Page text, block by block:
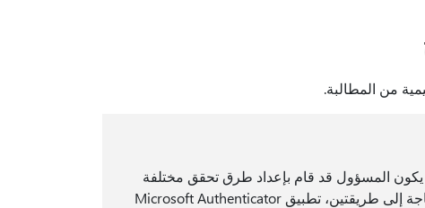
من المطالبة.
المسؤول قد قام بإعداد طرق تحقق مختلفة
ستحتاج إلى إعدادها أثناء هذه العملية. على سبيل المثال، نحن بحاجة إلى طريقتين، تطبيق Microsoft Authenticator